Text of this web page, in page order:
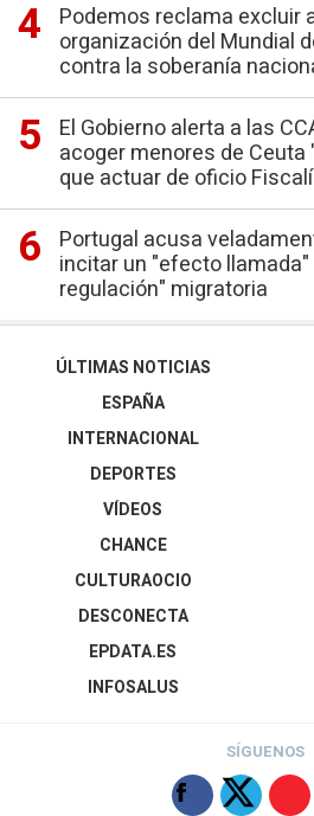
Podemos reclama excluir
organización del Mundial
contra la soberanía
El Gobierno alerta a las
acoger menores de
que actuar de oficio
Portugal acusa
incitar un "efecto
regulación" migratoria
ÚLTIMAS NOTICIAS
ESPAÑA
INTERNACIONAL
DEPORTES
VÍDEOS
CHANCE
CULTURAOCIO
DESCONECTA
EPDATA.ES
INFOSALUS
SÍGUENOS